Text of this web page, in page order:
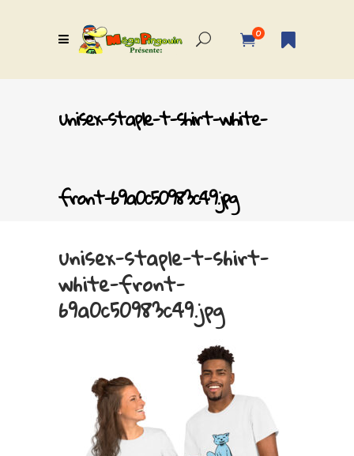
0
unisex-staple-t-shirt-white-
front-69a0c50983c49.jpg
unisex-staple-t-shirt-
white-front-
69a0c50983c49.jpg